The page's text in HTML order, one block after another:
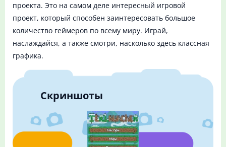
проекта. Это на самом деле интересный игровой
проект, который способен заинтересовать большое
количество геймеров по всему миру. Играй,
наслаждайся, а также смотри, насколько здесь классная
графика.
Скриншоты